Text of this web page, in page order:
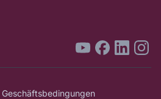
Geschäftsbedingungen